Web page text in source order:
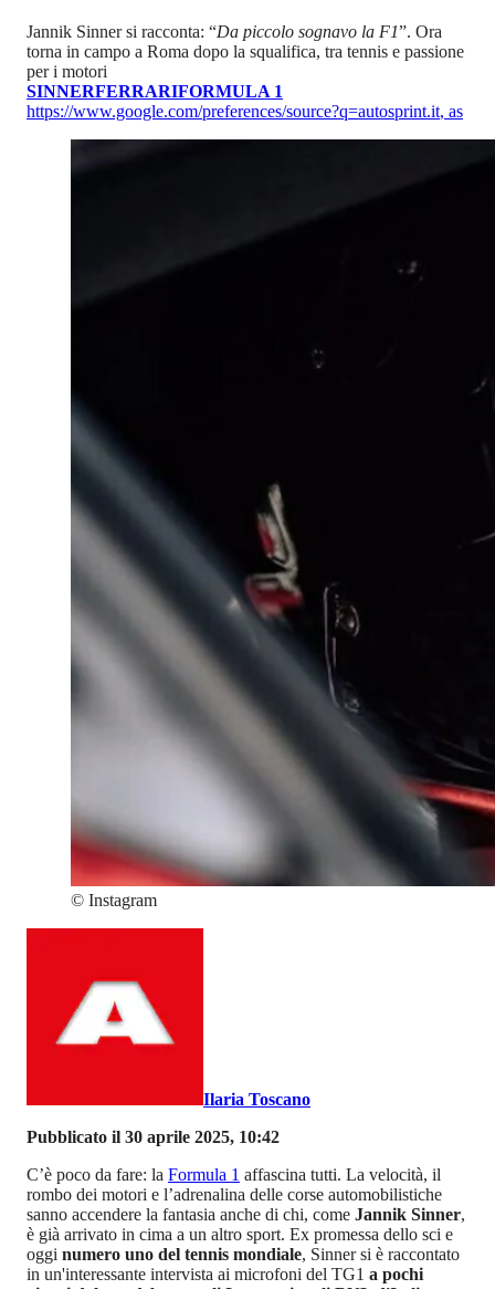
Jannik Sinner si racconta: “Da piccolo sognavo la F1”. Ora
torna in campo a Roma dopo la squalifica, tra tennis e passione
per i motori
SINNERFERRARIFORMULA 1
https://www.google.com/preferences/source?q=autosprint.it, as
© Instagram
Ilaria Toscano
Pubblicato il 30 aprile 2025, 10:42
C’è poco da fare: la Formula 1 affascina tutti. La velocità, il
rombo dei motori e l’adrenalina delle corse automobilistiche
sanno accendere la fantasia anche di chi, come Jannik Sinner,
è già arrivato in cima a un altro sport. Ex promessa dello sci e
oggi numero uno del tennis mondiale, Sinner si è raccontato
in un'interessante intervista ai microfoni del TG1 a pochi